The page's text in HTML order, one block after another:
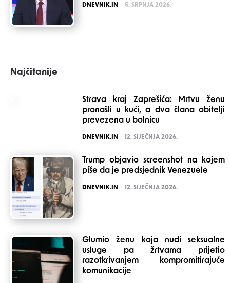
POSTED
DNEVNIK.IN 5. SRPNJA 2026.
Najčitanije
Strava kraj Zaprešića: Mrtvu ženu
pronašli u kući, a dva člana obitelji
prevezena u bolnicu
POSTED
DNEVNIK.IN 12. SIJEČNJA 2026.
Trump objavio screenshot na kojem
piše da je predsjednik Venezuele
POSTED
DNEVNIK.IN 12. SIJEČNJA 2026.
Glumio ženu koja nudi seksualne
usluge pa žrtvama prijetio
razotkrivanjem kompromitirajuće
komunikacije